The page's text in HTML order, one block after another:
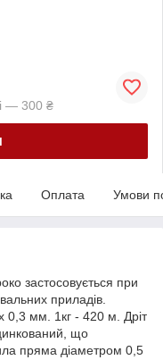
— 300 ₴
Оплата Умови
застосовується при
приладів.
0,3 мм. 1кг - 420 м. Дріт
що
пряма діаметром 0,5